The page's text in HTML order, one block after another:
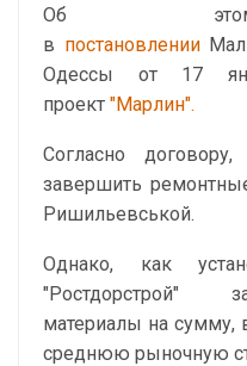
Об этом
в постановлении
Одессы от 17
проект "Марлин".
Согласно
завершить
Ришильевськой.
Однако, как
"Ростдорстрой"
материалы на
среднюю рыночную